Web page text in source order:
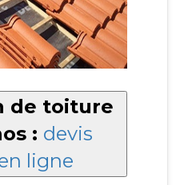
de toiture
: devis
ligne